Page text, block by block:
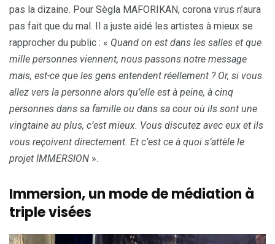
pas la dizaine. Pour Sègla MAFORIKAN, corona virus n’aura
pas fait que du mal. Il a juste aidé les artistes à mieux se
rapprocher du public : « Quand on est dans les salles et que
mille personnes viennent, nous passons notre message
mais, est-ce que les gens entendent réellement ? Or, si vous
allez vers la personne alors qu’elle est à peine, à cinq
personnes dans sa famille ou dans sa cour où ils sont une
vingtaine au plus, c’est mieux. Vous discutez avec eux et ils
vous reçoivent directement. Et c’est ce à quoi s’attèle le
projet IMMERSION ».
Immersion, un mode de médiation à
triple visées